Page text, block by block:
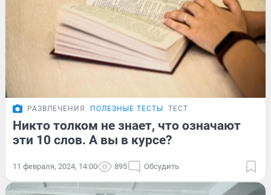
РАЗВЛЕЧЕНИЯ ПОЛЕЗНЫЕ ТЕСТЫ ТЕСТ
Никто толком не знает, что означают
эти 10 слов. А вы в курсе?
11 февраля, 2024, 14:00 895 Обсудить